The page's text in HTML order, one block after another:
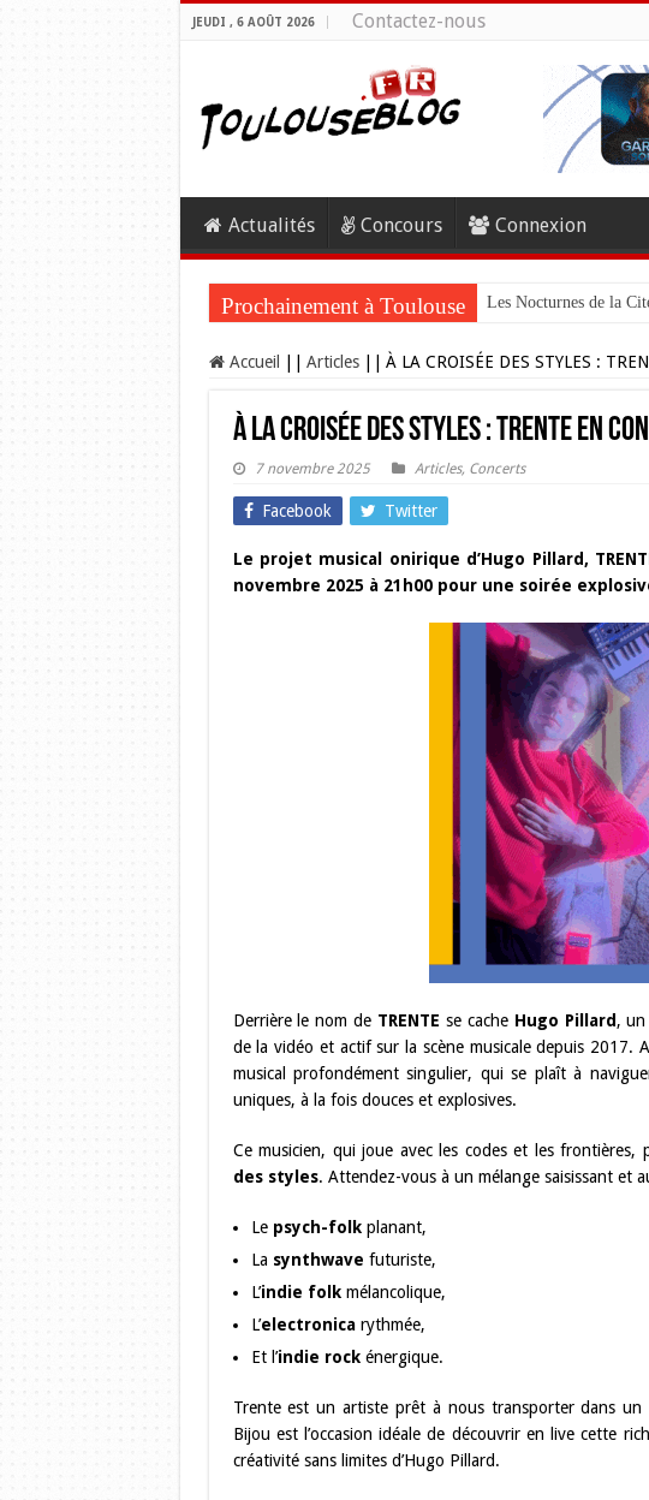
JEUDI , 6 AOÛT 2026 Contactez-nous
Actualités Concours Connexion
Prochainement à Toulouse Les Nocturnes de la
Accueil Articles À LA CROISÉE DES STYLES :
À LA CROISÉE DES STYLES : TRENTE EN
7 novembre 2025 Articles, Concerts
Facebook Twitter
Le projet musical onirique d’Hugo Pillard,
novembre 2025 à 21h00 pour une soirée
Derrière le nom de TRENTE se cache Hugo Pillard ,
de la vidéo et actif sur la scène musicale depuis 2017.
musical profondément singulier, qui se plaît à
uniques, à la fois douces et explosives.
Ce musicien, qui joue avec les codes et les frontières,
des styles. Attendez-vous à un mélange saisissant et
Le psych-folkplanant,
La synthwave futuriste,
L’indie folkmélancolique,
L’electronicarythmée,
Et l’indie rockénergique.
Trente est un artiste prêt à nous transporter dans un
Bijou est l’occasion idéale de découvrir en live cette
créativité sans limites d’Hugo Pillard.